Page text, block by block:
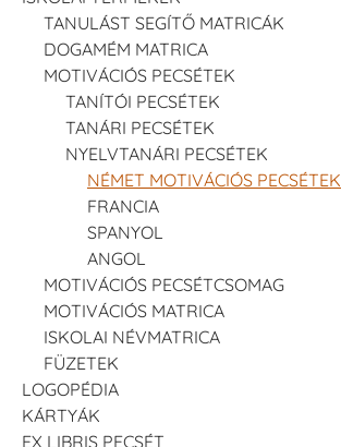
TANULÁST SEGÍTŐ MATRICÁK
DOGAMÉM MATRICA
MOTIVÁCIÓS PECSÉTEK
TANÍTÓI PECSÉTEK
TANÁRI PECSÉTEK
NYELVTANÁRI PECSÉTEK
NÉMET MOTIVÁCIÓS PECSÉTEK
FRANCIA
SPANYOL
ANGOL
MOTIVÁCIÓS PECSÉTCSOMAG
MOTIVÁCIÓS MATRICA
ISKOLAI NÉVMATRICA
FÜZETEK
LOGOPÉDIA
KÁRTYÁK
EX LIBRIS PECSÉT